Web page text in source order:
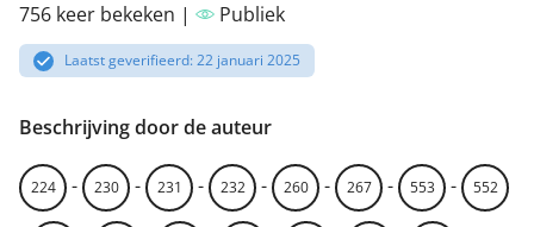
756 keer bekeken | Publiek
Laatst geverifieerd: 22 januari 2025
Beschrijving door de auteur
224 - 230 - 231 - 232 - 260 - 267 - 553 - 552